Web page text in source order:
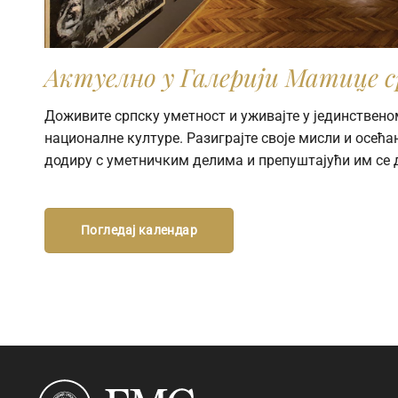
Актуелно у Галерији Матице
Доживите српску уметност и уживајте у
националне културе. Разиграјте своје мисли и
додиру с уметничким делима и препуштајући им се
Погледај календар